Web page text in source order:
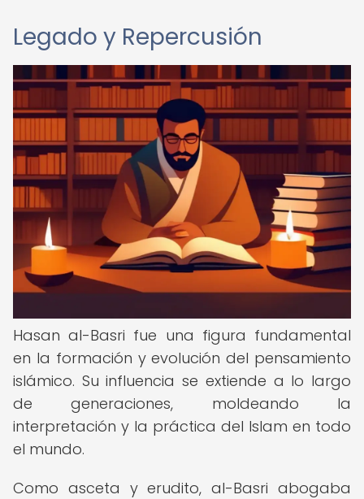
Legado y Repercusión
Hasan al-Basri fue una figura fundamental
en la formación y evolución del pensamiento
islámico. Su influencia se extiende a lo largo
de generaciones, moldeando la
interpretación y la práctica del Islam en todo
el mundo.
Como asceta y erudito, al-Basri abogaba